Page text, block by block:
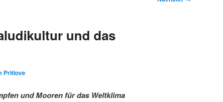
und das
Pritlove
und Mooren für das Weltklima